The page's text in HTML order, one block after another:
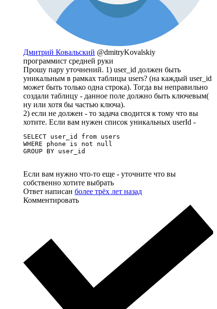
Дмитрий Ковальский @dmitryKovalskiy
программист средней руки
Прошу пару уточнений. 1) user_id должен быть
уникальным в рамках таблицы users? (на каждый user_id
может быть только одна строка). Тогда вы неправильно
создали таблицу - данное поле должно быть ключевым(
ну или хотя бы частью ключа).
2) если не должен - то задача сводится к тому что вы
хотите. Если вам нужен список уникальных userId -
SELECT user_id from users
WHERE phone is not null
GROUP BY user_id
Если вам нужно что-то еще - уточните что вы
собственно хотите выбрать
Ответ написан более трёх лет назад
Комментировать